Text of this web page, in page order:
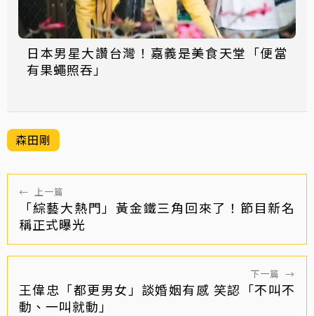
日本男星大讚台灣！嘉義是美食天堂「便當
有果蠅照吞」
森田剛
← 上一篇
「綜藝大熱門」黃金鐵三角回來了！節目新名
稱正式曝光
下一篇 →
王偉忠「都更男女」談婚姻有感 笑認「不叫不
動、一叫就動」